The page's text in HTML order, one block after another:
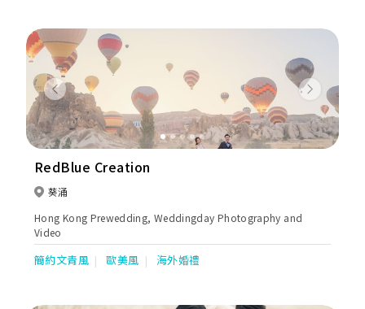
Previous Next
RedBlue Creation
葵涌
Hong Kong Prewedding, Weddingday Photography and
Video
簡約文青風 歐美風 海外婚禮